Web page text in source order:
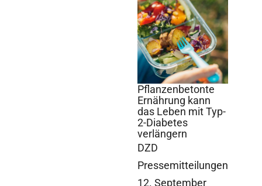
©
Pflanzenbetonte
Ernährung kann
das Leben mit Typ-
2-Diabetes
verlängern
DZD
Pressemitteilungen
12. September